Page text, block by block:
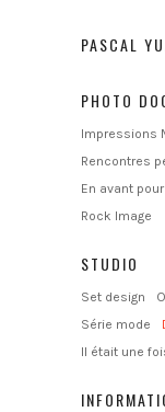
PASCAL
PHOTO
Impressions
Rencontres
En avant
Rock Image
STUDIO
Set design
Série mode
Il était une